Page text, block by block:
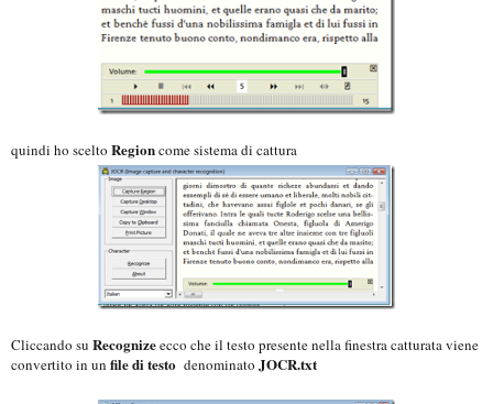
quindi ho scelto Regioncome sistema di cattura
Cliccando su Recognizeecco che il testo presente nella finestra catturata viene
convertito in un file di testo denominato JOCR.txt